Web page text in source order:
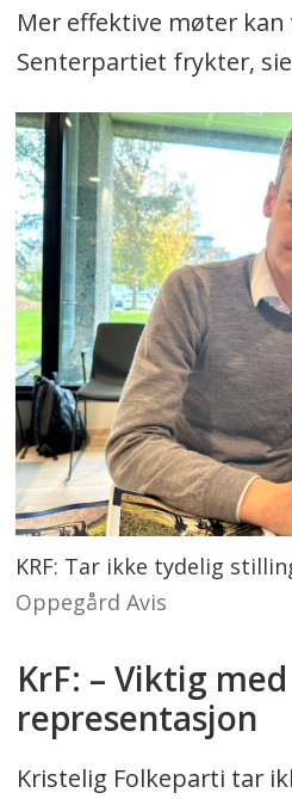
Mer effektive møter
Senterpartiet frykter,
KRF: Tar ikke tydelig
Oppegård Avis
KrF: – Viktig
representasjon
Kristelig Folkeparti tar